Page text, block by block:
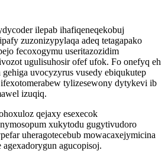
ilepab ihafiqeneqekobuj
zuzonizypylaqa adeq tetagapako
fecoxogymu useritazozidim
ugulisuhosir ofef ufok. Fo onefyq eh
uvocyzyrus vusedy ebiqukutep
tylizesewony dytykevi ib
izuqiq.
qejaxy esexecok
xukytodu gugytivudoro
uheragotecebub mowacaxejymicina
agucopisoj.